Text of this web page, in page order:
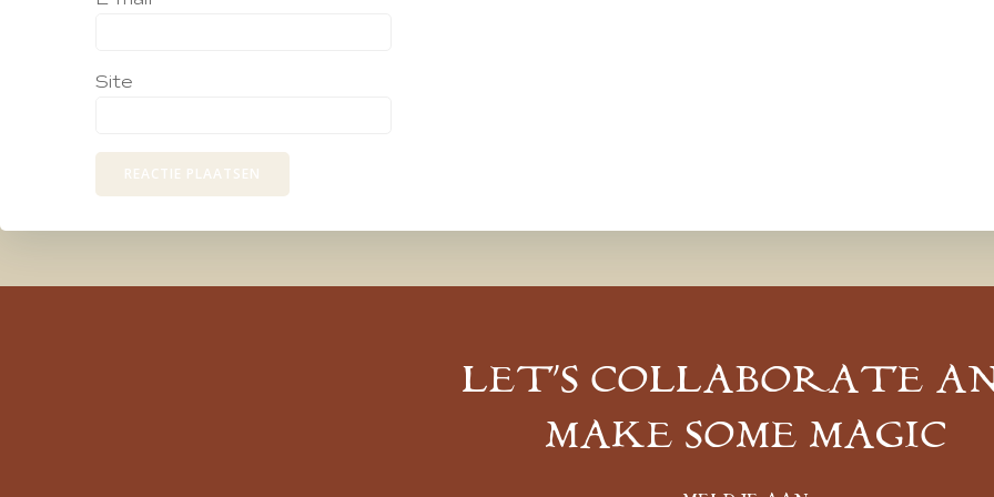
Site
LET’S COLLABORATE
MAKE SOME MAGIC